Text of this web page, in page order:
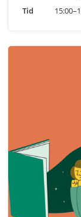
Tid